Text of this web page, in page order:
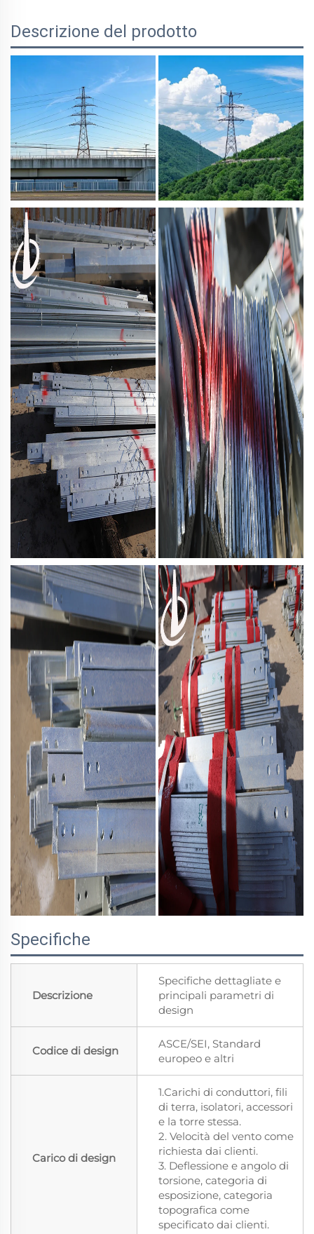
Descrizione del prodotto
Specifiche
Descrizione
Specifiche dettagliate e
principali parametri di
design
Codice di design
ASCE/SEI, Standard
europeo e altri
Carico di design
1.Carichi di conduttori, fili
di terra, isolatori, accessori
e la torre stessa.
2. Velocità del vento come
richiesta dai clienti.
3. Deflessione e angolo di
torsione, categoria di
esposizione, categoria
topografica come
specificato dai clienti.